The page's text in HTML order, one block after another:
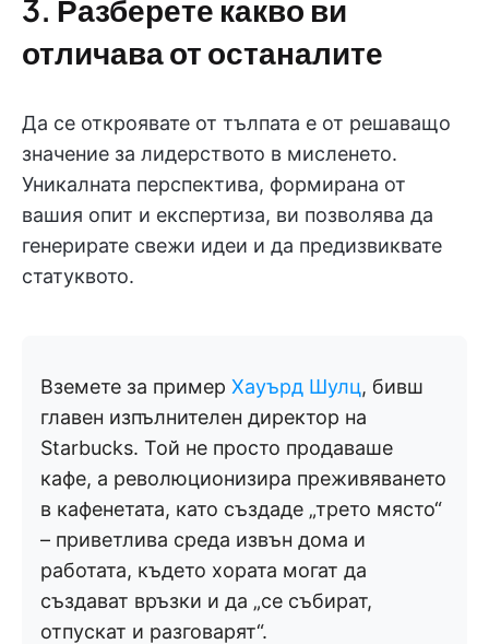
3. Разберете какво ви
отличава от останалите
Да се откроявате от тълпата е от решаващо
значение за лидерството в мисленето.
Уникалната перспектива, формирана от
вашия опит и експертиза, ви позволява да
генерирате свежи идеи и да предизвиквате
статуквото.
Вземете за пример Хауърд Шулц, бивш
главен изпълнителен директор на
Starbucks. Той не просто продаваше
кафе, а революционизира преживяването
в кафенетата, като създаде „трето място“
– приветлива среда извън дома и
работата, където хората могат да
създават връзки и да „се събират,
отпускат и разговарят“.